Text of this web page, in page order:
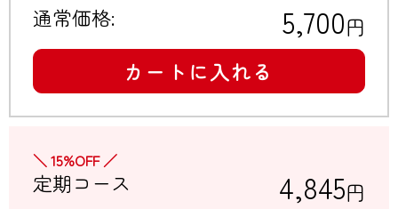
通常価格: 5,700円
カートに入れる
＼ 15%OFF ／
定期コース 4,845円